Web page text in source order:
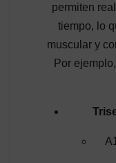
permiten
tiempo, lo
muscular y
Por